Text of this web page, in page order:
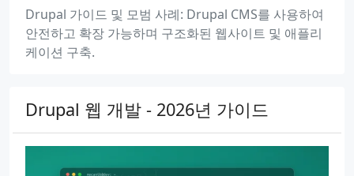
Drupal 가이드 및 모범 사례: Drupal CMS를 사용하여
안전하고 확장 가능하며 구조화된 웹사이트 및 애플리
케이션 구축.
Drupal 웹 개발 - 2026년 가이드